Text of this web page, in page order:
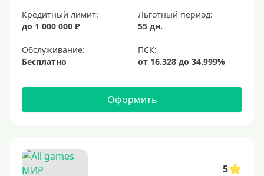
Кредитный лимит:
до 1 000 000 ₽
Льготный период:
55 дн.
Обслуживание:
Бесплатно
Оформить
5